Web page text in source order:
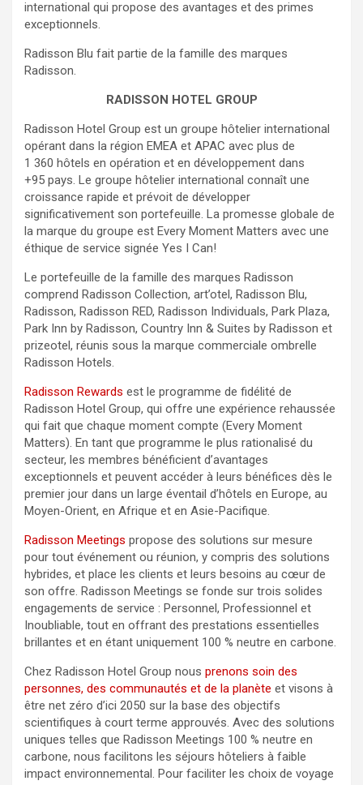
international qui propose des avantages et des primes
exceptionnels.
Radisson Blu fait partie de la famille des marques
Radisson.
RADISSON HOTEL GROUP
Radisson Hotel Group est un groupe hôtelier international
opérant dans la région EMEA et APAC avec plus de
1 360 hôtels en opération et en développement dans
+95 pays. Le groupe hôtelier international connaît une
croissance rapide et prévoit de développer
significativement son portefeuille. La promesse globale de
la marque du groupe est Every Moment Matters avec une
éthique de service signée Yes I Can!
Le portefeuille de la famille des marques Radisson
comprend Radisson Collection, art’otel, Radisson Blu,
Radisson, Radisson RED, Radisson Individuals, Park Plaza,
Park Inn by Radisson, Country Inn & Suites by Radisson et
prizeotel, réunis sous la marque commerciale ombrelle
Radisson Hotels.
Radisson Rewards est le programme de fidélité de
Radisson Hotel Group, qui offre une expérience rehaussée
qui fait que chaque moment compte (Every Moment
Matters). En tant que programme le plus rationalisé du
secteur, les membres bénéficient d’avantages
exceptionnels et peuvent accéder à leurs bénéfices dès le
premier jour dans un large éventail d’hôtels en Europe, au
Moyen-Orient, en Afrique et en Asie-Pacifique.
Radisson Meetings propose des solutions sur mesure
pour tout événement ou réunion, y compris des solutions
hybrides, et place les clients et leurs besoins au cœur de
son offre. Radisson Meetings se fonde sur trois solides
engagements de service : Personnel, Professionnel et
Inoubliable, tout en offrant des prestations essentielles
brillantes et en étant uniquement 100 % neutre en carbone.
Chez Radisson Hotel Group nous prenons soin des
personnes, des communautés et de la planète et visons à
être net zéro d’ici 2050 sur la base des objectifs
scientifiques à court terme approuvés. Avec des solutions
uniques telles que Radisson Meetings 100 % neutre en
carbone, nous facilitons les séjours hôteliers à faible
impact environnemental. Pour faciliter les choix de voyage